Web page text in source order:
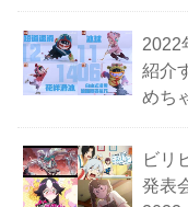
2022
紹介
めち
ビリ
発表